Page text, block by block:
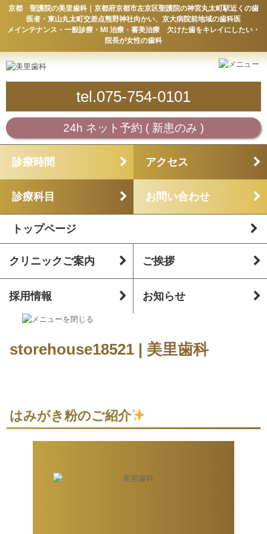
京都 聖護院の美里歯科｜京都府京都市左京区聖護院の神宮丸太町駅近くの歯
医者・東山丸太町交差点熊野神社向かい、京大病院前地域の歯科医
メインテナンス・一般診療・MI 治療・審美治療 欠けた歯をキレイにしたい・
院長が女性の歯科
tel.075-754-0101
24h ネット予約 ( 新患のみ )
診療時間 アクセス
診療科目 お問い合わせ
トップページ
クリニックご案内 ご挨拶
採用情報 お知らせ
storehouse18521 | 美里歯科
はみがき粉のご紹介